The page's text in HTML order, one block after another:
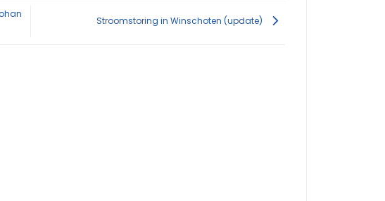
Stroomstoring in Winschoten (update)